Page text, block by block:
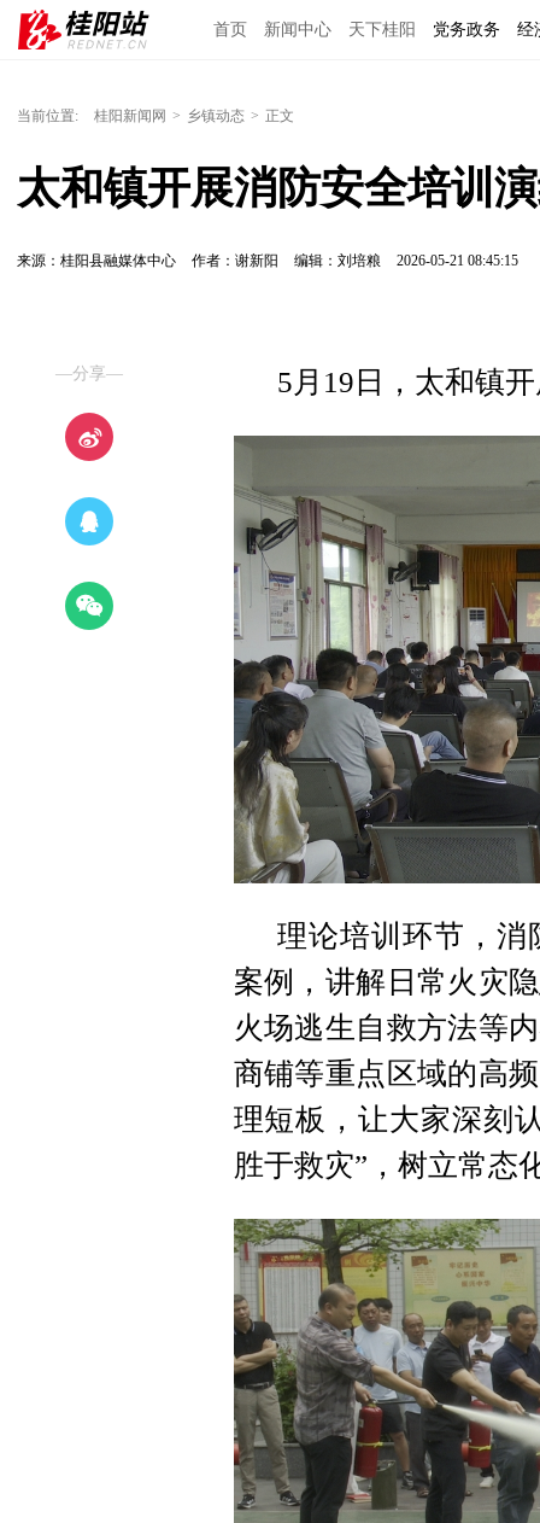
首页 新闻中心 天下桂阳 党务政务 经
当前位置: 桂阳新闻网 > 乡镇动态 > 正文
太和镇开展消防安全培训
来源：桂阳县融媒体中心 作者：谢新阳 编辑：刘培粮 2026-05-21 08:45:15
—分享— 5月19日，太和镇
理论培训环节，消
案例，讲解日常火灾
火场逃生自救方法等
商铺等重点区域的高
理短板，让大家深刻
胜于救灾”，树立常态